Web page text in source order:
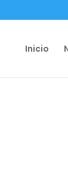
Inicio